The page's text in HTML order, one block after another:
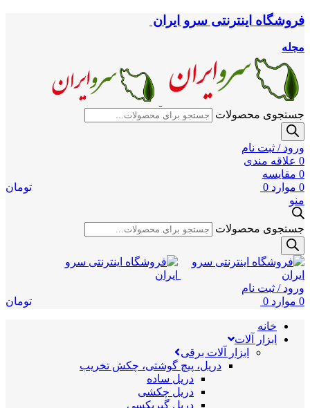
فروشگاه اینترنتی سرو ایران
مجله
جستجوی محصولات
ورود / ثبت نام
0 علاقه مندی
0 مقایسه
0 موارد 0
تومان
منو
جستجوی محصولات
ورود / ثبت نام
0 موارد 0 تومان
خانه
ابزار آلات
ابزار آلات برقی
دریل، پیچ گوشتی، چکش تخریب
دریل ساده
دریل چکشی
دریل گیربکسی